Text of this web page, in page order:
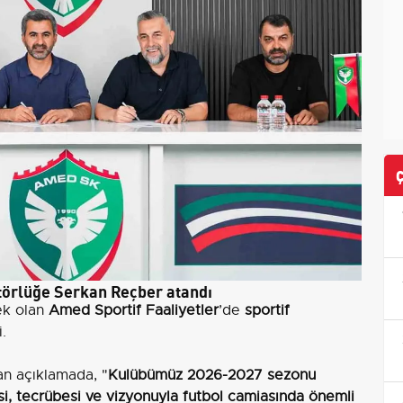
Serkan Reçber atandı
olan Amed Sportif Faaliyetler’de sportif
açıklamada, "Kulübümüz 2026-2027 sezonu
tecrübesi ve vizyonuyla futbol camiasında önemli